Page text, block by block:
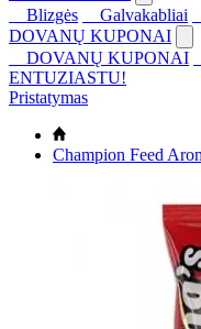
Blizgės
Galvakabliai
DOVANŲ KUPONAI
DOVANŲ KUPONAI
ENTUZIASTU!
Pristatymas
Champion Feed